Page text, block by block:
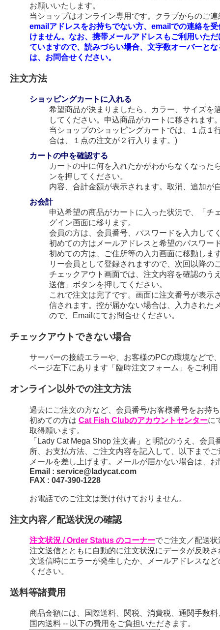
お願いいたします。
当ショップはオンライン専用です。クラブからのご
emailアドレスをお持ちでない方、emailでの連絡を
けません。なお、携帯メールアドレスもご利用いた
ていますので、読みづらい場合、文字数オーバーと
は、お問合せください。
注文方法
ショッピングカートに入れる
希望商品が決まりましたら、カラー、サイズを
してください。申込商品がカートに移されます
当ショップのショッピングカートでは、１点１
合は、１点の注文が２行入ります。)
カートの中を確認する
カートの中に何を入れたかがわからなくなった
ンを押してください。
内容、合計金額が表示されます。取消、追加が
お会計
申込希望の商品がカートに入った状況で、「チ
グイン画面に移ります。
会員の方は、会員番号、パスワードを入力して
初めての方はメールアドレスと希望のパスワー
初めての方は、ご住所等の入力画面に移動しま
リー会員として登録されますので、次回以降の
チェックアウト画面では、注文内容を確認のう
送信」ボタンを押してください。
これで注文は完了です。画面に注文番号が表
信されます。控が届かない場合は、入力された
ので、Emailにてお問合せください。
チェックアウトできない場合
サーバーの接続エラーや、お客様のPCの環境などで
ページ左下にあります「臨時注文フォーム」をご利
オンライン以外での注文方法
過去にご注文の方など、会員番号/お客様番号をお持
初めての方は Cat Fish Clubのアカウントセンターに
取得願います。
「Lady Cat Mega Shop 注文書」と明記のうえ、会
所、お支払方法、ご注文内容を記入して、以下まで
メールを差し上げます。メールが届かない場合は、
Email : service@ladycat.com
FAX : 047-390-1228
お電話でのご注文は受け付けておりません。
注文内容／配送状況の確認
注文状況 / Order Status のコーナーでご注文／配送
注文送信とともに自動的に注文状況にデータが反映
文送信時にエラーが発生したか、メールアドレスな
ください。
送料等諸費用
商品金額には、国際送料、関税、消費税、通関手数
国内送料 -- 以下の費用をご負担いただきます。